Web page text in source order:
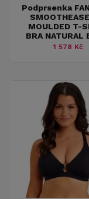
Podprsenka
MOULDED T-
BRA NATURAL
1 578 Kč